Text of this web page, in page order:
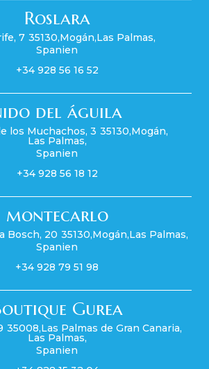
Roslara
7 35130,Mogán,Las Palmas,
Spanien
+34 928 56 16 52
del águila
los Muchachos, 3 35130,Mogán,
Las Palmas,
Spanien
+34 928 56 18 12
montecarlo
Bosch, 20 35130,Mogán,Las Palmas,
Spanien
+34 928 79 51 98
Gurea
35008,Las Palmas de Gran Canaria,
Las Palmas,
Spanien